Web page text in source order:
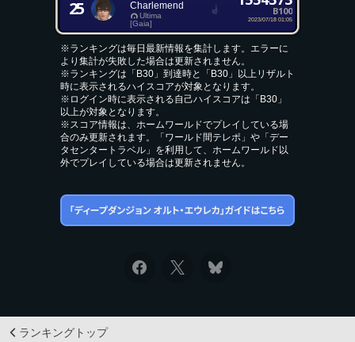
25
Charlemend
Ultima
[Gaia]
B100
2023/07/18 01:05
※ランキングは毎日最新情報を集計します。エラーに
より集計が失敗した場合は更新されません。
※ランキングは「B30」到達時と「B30」以上リザルト
時に表示されるハイスコアが対象となります。
※ログイン時に表示される自己ハイスコアは「B30」
以上が対象となります。
※スコア情報は、ホームワールドでプレイしている場
合のみ更新されます。「ワールド間テレポ」や「デー
タセンタートラベル」を利用して、ホームワールド以
外でプレイしている場合は更新されません。
ランキングトップ